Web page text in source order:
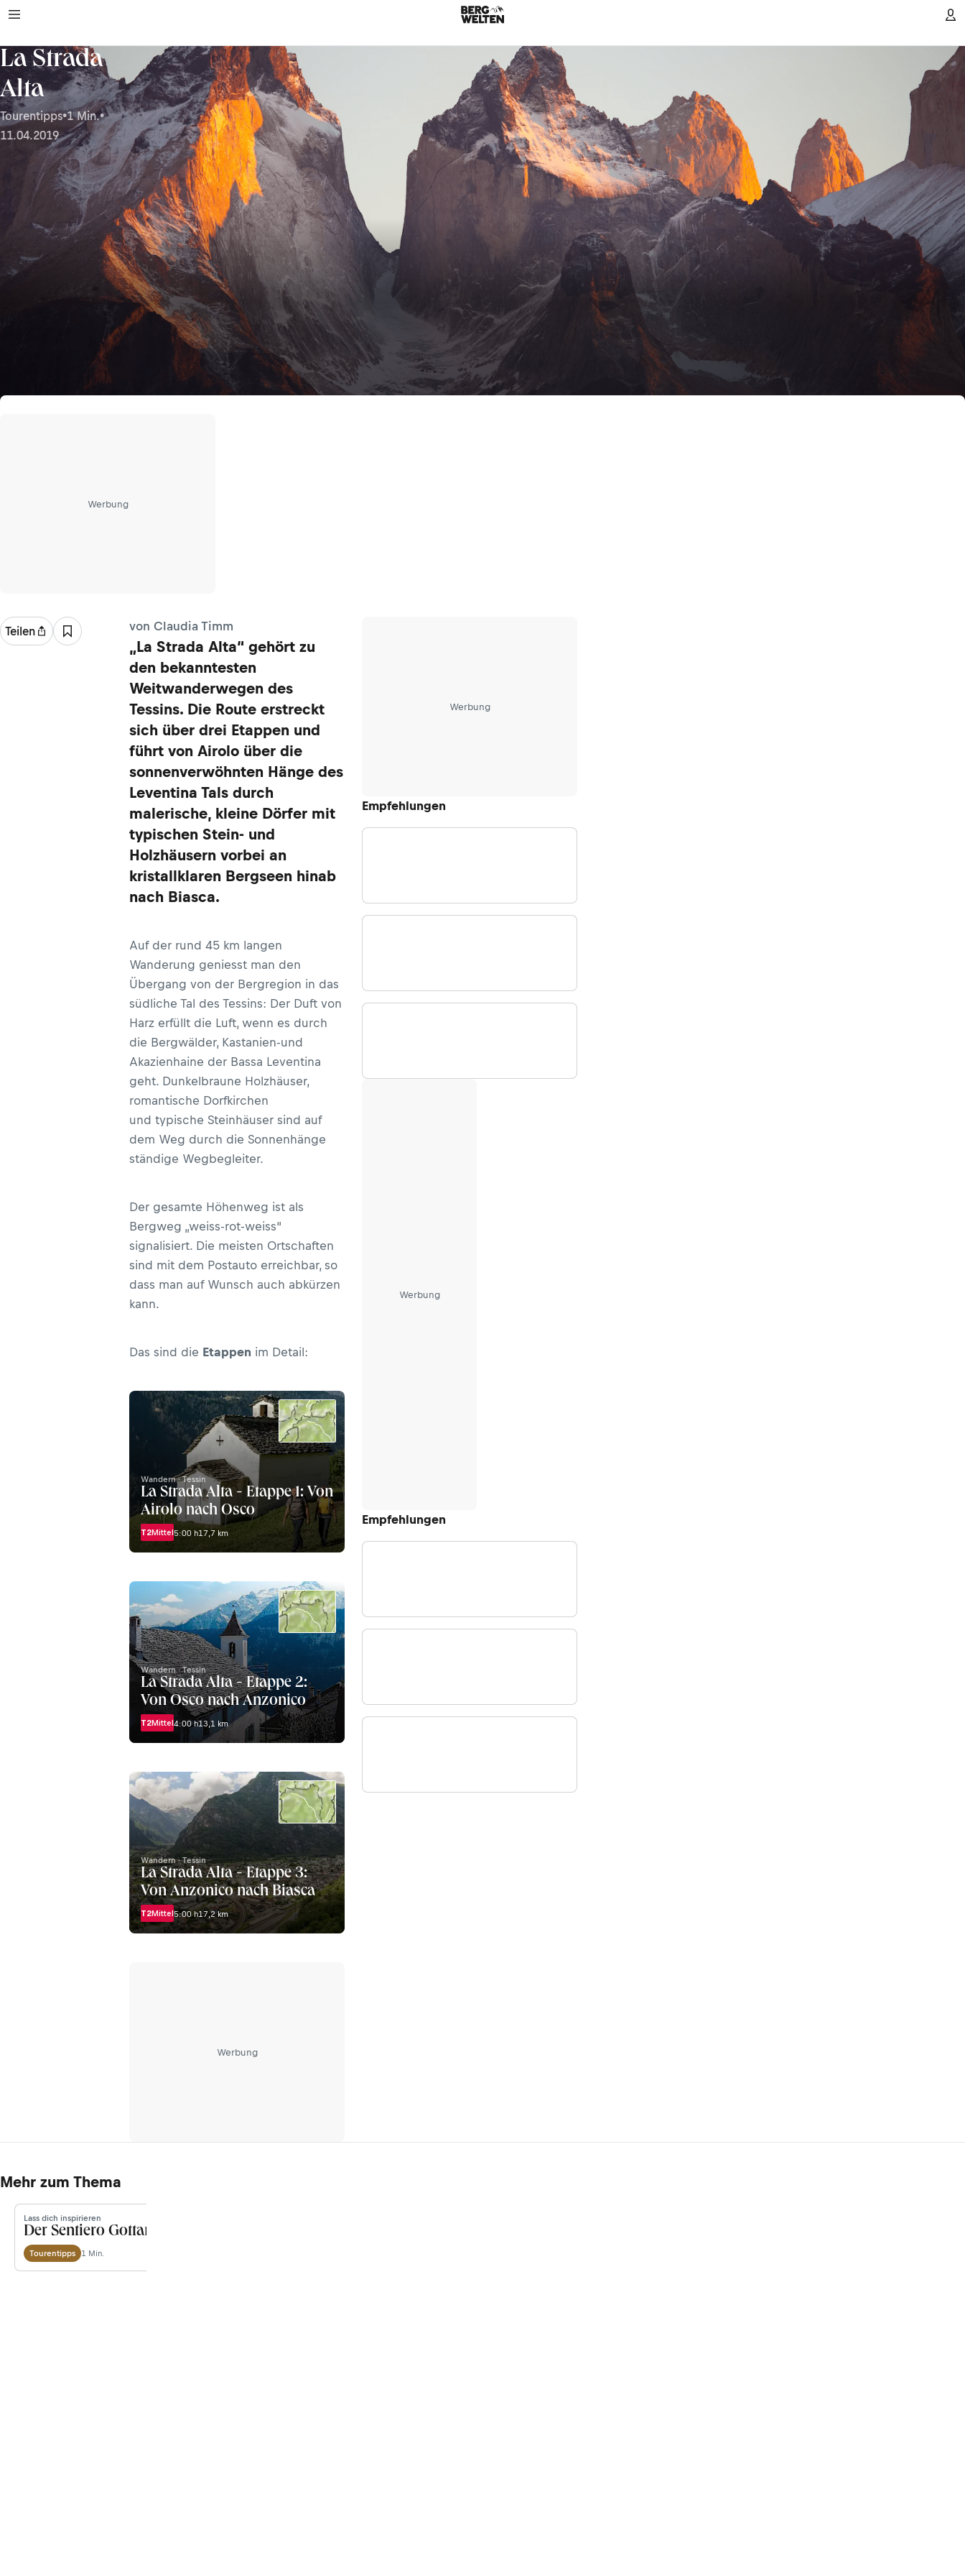
La Strada
Alta
Tourentipps•1 Min.•
11.04.2019
Werbung
Teilen
Werbung
Empfehlungen
Werbung
Empfehlungen
von Claudia Timm
„La Strada Alta“ gehört zu
den bekanntesten
Weitwanderwegen des
Tessins. Die Route erstreckt
sich über drei Etappen und
führt von Airolo über die
sonnenverwöhnten Hänge des
Leventina Tals durch
malerische, kleine Dörfer mit
typischen Stein- und
Holzhäusern vorbei an
kristallklaren Bergseen hinab
nach Biasca.
Auf der rund 45 km langen
Wanderung geniesst man den
Übergang von der Bergregion in das
südliche Tal des Tessins: Der Duft von
Harz erfüllt die Luft, wenn es durch
die Bergwälder, Kastanien-und
Akazienhaine der Bassa Leventina
geht. Dunkelbraune Holzhäuser,
romantische Dorfkirchen
und typische Steinhäuser sind auf
dem Weg durch die Sonnenhänge
ständige Wegbegleiter.
Der gesamte Höhenweg ist als
Bergweg „weiss-rot-weiss“
signalisiert. Die meisten Ortschaften
sind mit dem Postauto erreichbar, so
dass man auf Wunsch auch abkürzen
kann.
Das sind die Etappen im Detail:
Wandern · Tessin
La Strada Alta - Etappe 1: Von
Airolo nach Osco
T2Mittel5:00 h17,7 km
Wandern · Tessin
La Strada Alta - Etappe 2:
Von Osco nach Anzonico
T2Mittel4:00 h13,1 km
Wandern · Tessin
La Strada Alta - Etappe 3:
Von Anzonico nach Biasca
T2Mittel5:00 h17,2 km
Werbung
Mehr zum Thema
Lass dich inspirieren
Der Sentiero Gottardo Süd
Tourentipps 1 Min.